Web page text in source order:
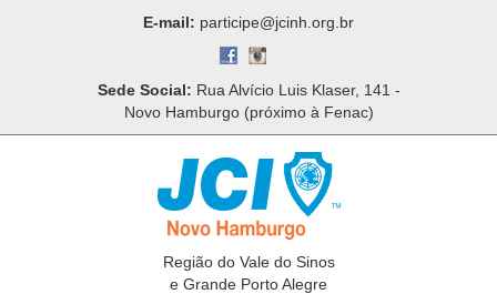
E-mail: participe@jcinh.org.br
Sede Social: Rua Alvício Luis Klaser, 141 -
Novo Hamburgo (próximo à Fenac)
Região do Vale do Sinos
e Grande Porto Alegre